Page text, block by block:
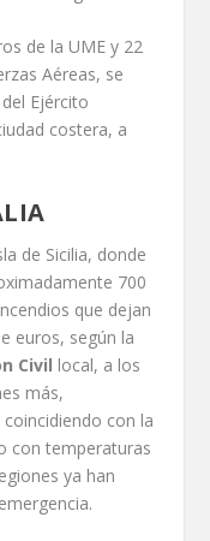
de la UME y 22
Aéreas, se
Ejército
costera, a
de Sicilia, donde
700
que dejan
euros, según la
Civil local, a los
más,
con la
con temperaturas
ya han